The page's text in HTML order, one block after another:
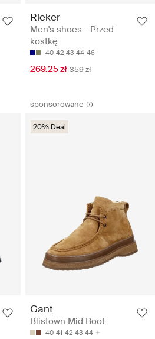
Rieker
Men's shoes - Przed
kostkę
40 42 43 44 46
269.25 zł 359 zł
sponsorowane
20% Deal
Gant
Blistown Mid Boot
40 41 42 43 44